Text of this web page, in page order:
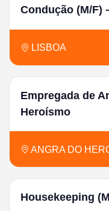
Condução (M/F)
LISBOA
Empregada de
Heroísmo
ANGRA DO
Housekeeping